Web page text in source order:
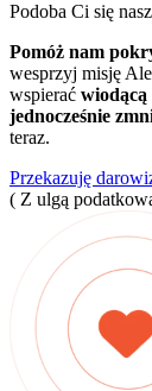
Podoba Ci się
Pomóż nam
wesprzyj misję
wspierać wiodącą
jednocześnie
teraz.
Przekazuję
( Z ulgą